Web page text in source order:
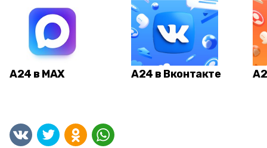
А24 в MAX А24 в Вконтакте